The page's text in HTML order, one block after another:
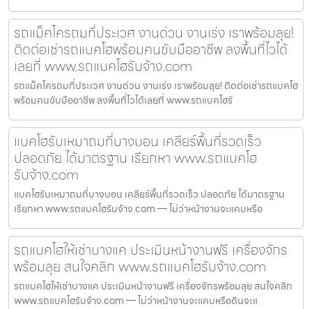
รถแม็คโครถมที่ประเวศ งานด่วน งานเร่ง เราพร้อมลุย!
ติดต่อเช่ารถแบคโฮพร้อมคนขับมืออาชีพ ลงพื้นที่ไวได้
เลยที่ www.รถแบคโฮรับจ้าง.com
รถแม็คโครถมที่ประเวศ งานด่วน งานเร่ง เราพร้อมลุย! ติดต่อเช่ารถแบคโฮ
พร้อมคนขับมืออาชีพ ลงพื้นที่ไวได้เลยที่ www.รถแบคโฮรั
แบคโฮรับเหมาถมที่บางบอน เคลียร์พื้นที่รวดเร็ว
ปลอดภัย ได้มาตรฐาน เรียกหา www.รถแบคโฮ
รับจ้าง.com
แบคโฮรับเหมาถมที่บางบอน เคลียร์พื้นที่รวดเร็ว ปลอดภัย ได้มาตรฐาน
เรียกหา www.รถแบคโฮรับจ้าง.com — ไม่ว่าหน้างานจะแคบหรือ
รถแบคโฮให้เช่าบางแค ประเมินหน้างานฟรี เครื่องจักร
พร้อมลุย สนใจคลิก www.รถแบคโฮรับจ้าง.com
รถแบคโฮให้เช่าบางแค ประเมินหน้างานฟรี เครื่องจักรพร้อมลุย สนใจคลิก
www.รถแบคโฮรับจ้าง.com — ไม่ว่าหน้างานจะแคบหรือดินจะแ